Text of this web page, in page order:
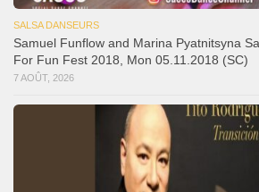
SALSA DANSEURS
Samuel Funflow and Marina Pyatnitsyna
For Fun Fest 2018, Mon 05.11.2018 (SC)
7 AOÛT, 2026